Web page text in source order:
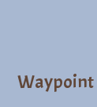
Waypoint